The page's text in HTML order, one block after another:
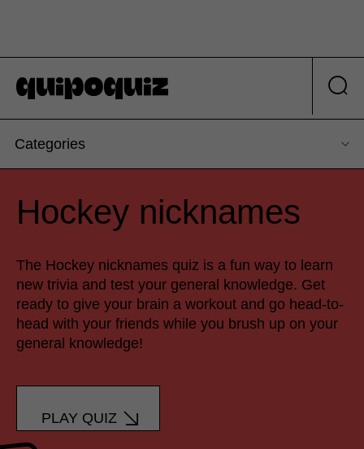
Categories
Hockey nicknames
The Hockey nicknames quiz is a fun way to learn
new trivia and test your general knowledge. Get
ready to give your brain a workout and go head-to-
head with your friends while you brush up on your
general knowledge!
PLAY QUIZ